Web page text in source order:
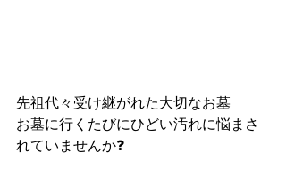
先祖代々受け継がれた大切なお墓
お墓に行くたびにひどい汚れに悩まさ
れていませんか❓